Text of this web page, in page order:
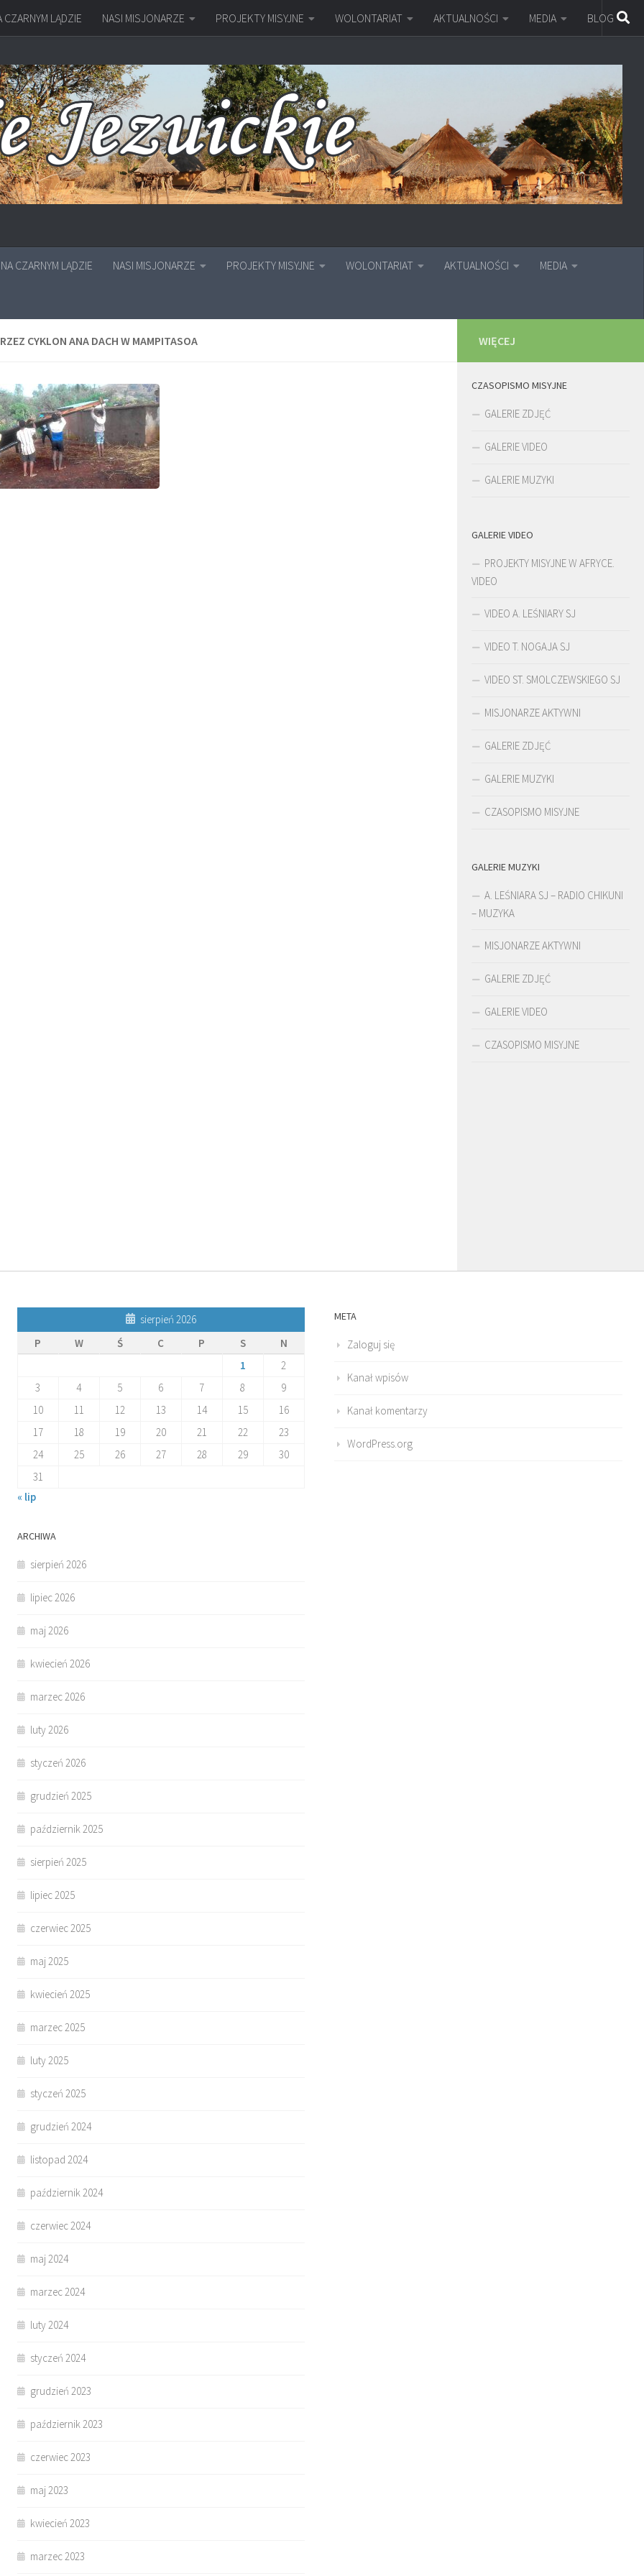
CZARNYM LĄDZIE NASI MISJONARZE PROJEKTY MISYJNE WOLONTARIAT AKTUALNOŚCI MEDIA BLOG
NA CZARNYM LĄDZIE NASI MISJONARZE PROJEKTY MISYJNE WOLONTARIAT AKTUALNOŚCI MEDIA
CYKLON ANA DACH W MAMPITASOA WIĘCEJ
CZASOPISMO MISYJNE
GALERIE ZDJĘĆ
GALERIE VIDEO
GALERIE MUZYKI
GALERIE VIDEO
PROJEKTY MISYJNE W AFRYCE.
VIDEO
VIDEO A. LEŚNIARY SJ
VIDEO T. NOGAJA SJ
VIDEO ST. SMOLCZEWSKIEGO SJ
MISJONARZE AKTYWNI
GALERIE ZDJĘĆ
GALERIE MUZYKI
CZASOPISMO MISYJNE
GALERIE MUZYKI
A. LEŚNIARA SJ – RADIO CHIKUNI
– MUZYKA
MISJONARZE AKTYWNI
GALERIE ZDJĘĆ
GALERIE VIDEO
CZASOPISMO MISYJNE
sierpień 2026
P
W Ś C P S
N
1
2
3
4 5 6 7 8
9
10
11 12 13 14 15
16
17
18 19 20 21 22
23
24
25 26 27 28 29
30
31
« lip
ARCHIWA
sierpień 2026
lipiec 2026
maj 2026
kwiecień 2026
marzec 2026
luty 2026
styczeń 2026
grudzień 2025
październik 2025
sierpień 2025
lipiec 2025
czerwiec 2025
maj 2025
kwiecień 2025
marzec 2025
luty 2025
styczeń 2025
grudzień 2024
listopad 2024
październik 2024
czerwiec 2024
maj 2024
marzec 2024
luty 2024
styczeń 2024
grudzień 2023
październik 2023
czerwiec 2023
maj 2023
kwiecień 2023
marzec 2023
META
Zaloguj się
Kanał wpisów
Kanał komentarzy
WordPress.org